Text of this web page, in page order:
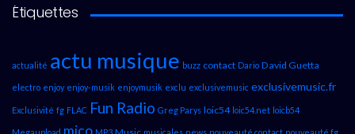
Étiquettes
actualité actu musique buzz contact Dario David Guetta
electro enjoy enjoy-musik enjoymusik exclu exclusivemusic exclusivemusic.fr
Exclusivité fg FLAC Fun Radio Greg Parys loic54 loic54.net loicb54
Megaupload mico MP3 musicales news nouveauté contact nouveauté fg